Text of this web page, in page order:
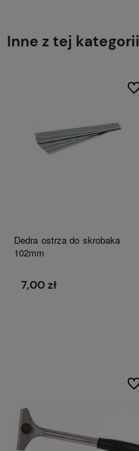
Inne z tej kategorii
Dedra ostrza do skrobaka
102mm
7,00 zł